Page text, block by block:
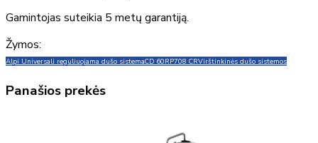
Gamintojas suteikia 5 metų garantiją.
Žymos:
Alpi Universali reguliuojama dušo sistemaCD 60RP708 CRVirštinkinės dušo sistemos
Panašios prekės